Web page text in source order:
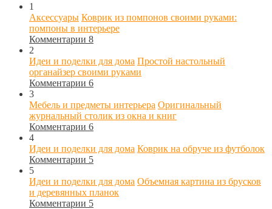
1
Аксессуары Коврик из помпонов своими руками:
помпоны в интерьере
Комментарии 8
2
Идеи и поделки для дома Простой настольный
органайзер своими руками
Комментарии 6
3
Мебель и предметы интерьера Оригинальный
журнальный столик из окна и книг
Комментарии 6
4
Идеи и поделки для дома Коврик на обруче из футболок
Комментарии 5
5
Идеи и поделки для дома Объемная картина из брусков
и деревянных планок
Комментарии 5